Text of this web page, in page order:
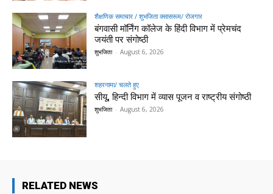
शैक्षणिक समाचार / शुभजिता क्सासरूम/ रोजगार
बंगवासी मॉर्निंग कॉलेज के हिंदी विभाग में प्रेमचंद
जयंती पर संगोष्ठी
शुभजिता - August 6, 2026
शहरनामा/ चलते हुए
सीयू, हिन्दी विभाग में व्यास पूजन व राष्ट्रीय संगोष्ठी
शुभजिता - August 6, 2026
RELATED NEWS